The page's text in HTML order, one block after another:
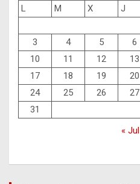
L
M X J
3
4 5 6
10
11 12 13
17
18 19 20
24
25 26 27
31
« Jul